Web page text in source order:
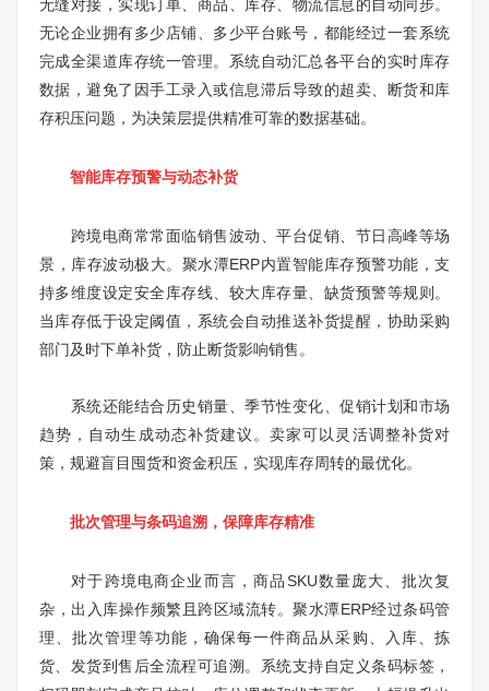
无缝对接，实现订单、商品、库存、物流信息的自动同步。
无论企业拥有多少店铺、多少平台账号，都能经过一套系统
完成全渠道库存统一管理。系统自动汇总各平台的实时库存
数据，避免了因手工录入或信息滞后导致的超卖、断货和库
存积压问题，为决策层提供精准可靠的数据基础。
智能库存预警与动态补货
跨境电商常常面临销售波动、平台促销、节日高峰等场
景，库存波动极大。聚水潭ERP内置智能库存预警功能，支
持多维度设定安全库存线、较大库存量、缺货预警等规则。
当库存低于设定阈值，系统会自动推送补货提醒，协助采购
部门及时下单补货，防止断货影响销售。
系统还能结合历史销量、季节性变化、促销计划和市场
趋势，自动生成动态补货建议。卖家可以灵活调整补货对
策，规避盲目囤货和资金积压，实现库存周转的最优化。
批次管理与条码追溯，保障库存精准
对于跨境电商企业而言，商品SKU数量庞大、批次复
杂，出入库操作频繁且跨区域流转。聚水潭ERP经过条码管
理、批次管理等功能，确保每一件商品从采购、入库、拣
货、发货到售后全流程可追溯。系统支持自定义条码标签，